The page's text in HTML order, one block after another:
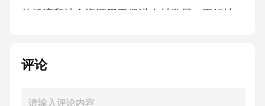
的经济和社会资源用于促进农村发展，更好地
A.农民增收
评论